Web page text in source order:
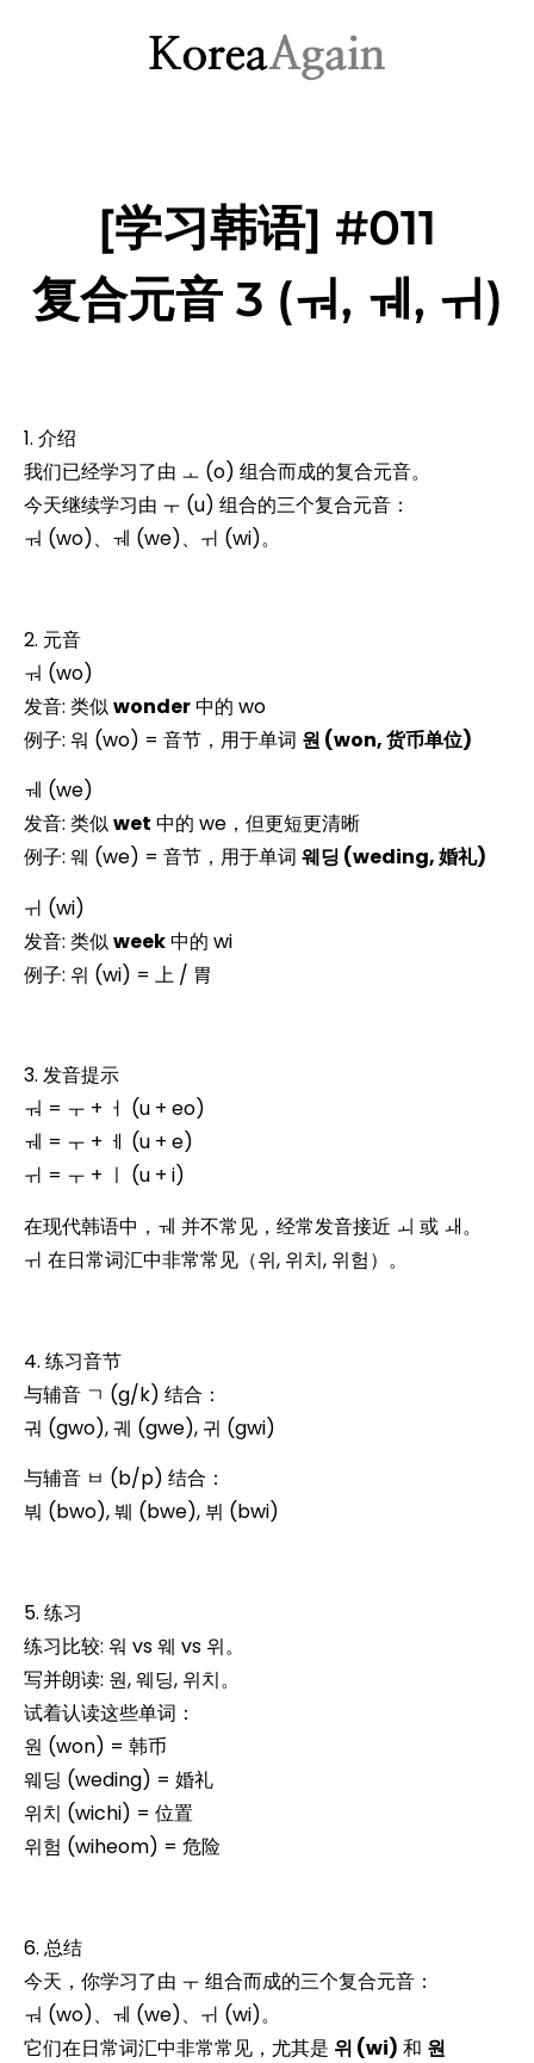
[学习韩语] #011
复合元音 3 (ㅝ, ㅞ, ㅟ)
1. 介绍
我们已经学习了由 ㅗ (o) 组合而成的复合元音。
今天继续学习由 ㅜ (u) 组合的三个复合元音：
ㅝ (wo)、ㅞ (we)、ㅟ (wi)。
2. 元音
ㅝ (wo)
发音: 类似wonder中的 wo
例子: 워 (wo) = 音节，用于单词 원 (won, 货币单位)
ㅞ (we)
发音: 类似wet 中的 we，但更短更清晰
例子: 웨 (we) = 音节，用于单词 웨딩 (weding, 婚礼)
ㅟ (wi)
发音: 类似week中的 wi
例子: 위 (wi) = 上 / 胃
3. 发音提示
ㅝ = ㅜ + ㅓ (u + eo)
ㅞ = ㅜ + ㅔ (u + e)
ㅟ = ㅜ + ㅣ (u + i)
在现代韩语中，ㅞ 并不常见，经常发音接近 ㅚ 或 ㅙ。
ㅟ 在日常词汇中非常常见（위, 위치, 위험）。
4. 练习音节
与辅音 ㄱ (g/k) 结合：
궈 (gwo), 궤 (gwe), 귀 (gwi)
与辅音 ㅂ (b/p) 结合：
붜 (bwo), 붸 (bwe), 뷔 (bwi)
5. 练习
练习比较: 워 vs 웨 vs 위。
写并朗读: 원, 웨딩, 위치。
试着认读这些单词：
원 (won) = 韩币
웨딩 (weding) = 婚礼
위치 (wichi) = 位置
위험 (wiheom) = 危险
6. 总结
今天，你学习了由 ㅜ 组合而成的三个复合元音：
ㅝ (wo)、ㅞ (we)、ㅟ (wi)。
它们在日常词汇中非常常见，尤其是 위 (wi) 和 원